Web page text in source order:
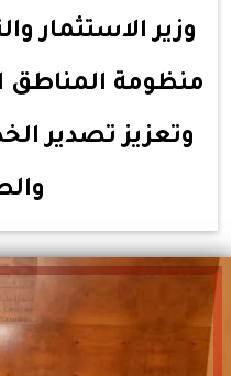
وزير الاستثمار
منظومة المناطق
وتعزيز تصدير